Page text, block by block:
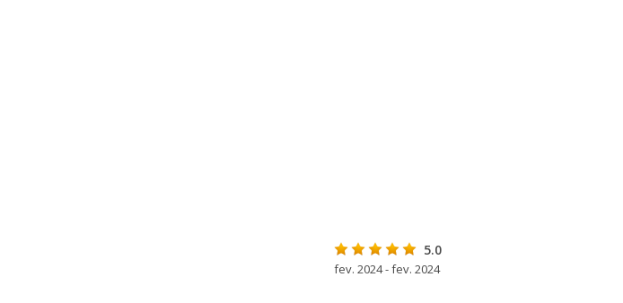
5.0
fev. 2024 - fev. 2024